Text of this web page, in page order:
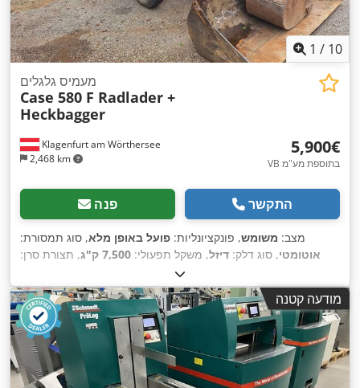
1 / 10
Klagenfurt am Wörthersee
2,468 km
מעמיס גלגלים
Case 580 F Radlader +
Heckbagger
‏5,900 ‏€
VB בתוספת מע"מ
פנה התקשר
מצב: משומש, פונקציונליות: פועל באופן מלא, סוג תמסורת:
אוטומטי, סוג דלק: דיזל, משקל תפעולי: 7,500 ק"ג
, תצורת סרן:
, שנת ייצור:
מודעה קטנה